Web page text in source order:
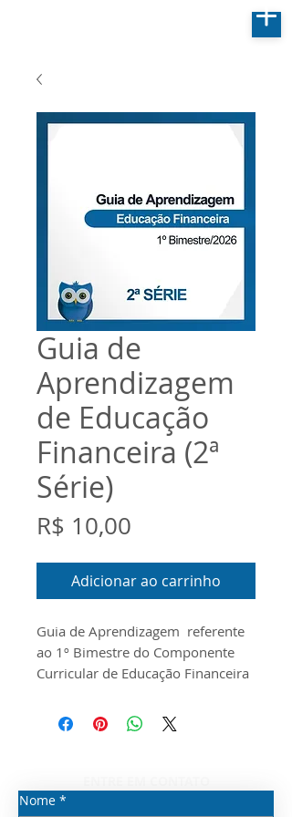
Guia de
Aprendizagem
de Educação
Financeira (2ª
Série)
R$ 10,00
Adicionar ao carrinho
Guia de Aprendizagem referente
ao 1º Bimestre do Componente
Curricular de Educação Financeira
Médio O documento foi
produzido conforme o Escopo e o
Nome *